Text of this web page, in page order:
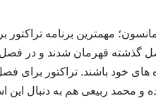
مهمترین برنامه
گذشته قهرمان شدند و در
های خود باشند. تراکتور برای
و محمد ربیعی هم به دنبال